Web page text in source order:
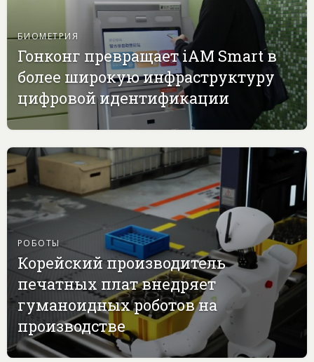
БИОМЕТРИЯ
Гонконг превращает iAM Smart в
более широкую инфраструктуру
цифровой идентификации
РОБОТЫ
Корейский производитель
печатных плат внедряет
гуманоидных роботов на
производстве